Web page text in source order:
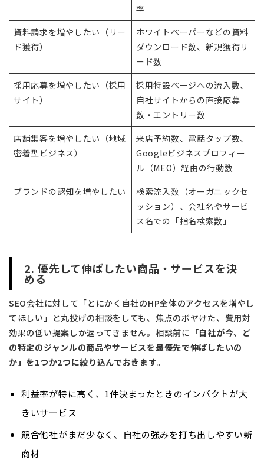
率
資料請求を増やしたい（リー
ド獲得）
ホワイトペーパーなどの資料
ダウンロード数、新規獲得リ
ード数
採用応募を増やしたい（採用
サイト）
採用特設ページへの流入数、
自社サイトからの直接応募
数・エントリー数
店舗集客を増やしたい（地域
密着型ビジネス）
来店予約数、電話タップ数、
Googleビジネスプロフィー
ル（MEO）経由の行動数
ブランドの認知を増やしたい
検索流入数（オーガニックセ
ッション）、会社名やサービ
ス名での「指名検索数」
2. 優先して伸ばしたい商品・サービスを決
める
SEO会社に対して「とにかく自社のHP全体のアクセスを増やし
てほしい」と丸投げの相談をしても、焦点のボヤけた、費用対
効果の低い提案しか返ってきません。相談前に 「自社が今、ど
の特定のジャンルの商品やサービスを最優先で伸ばしたいの
か」を1つか2つに絞り込んでおきます。
利益率が特に高く、1件決まったときのインパクトが大
きいサービス
競合他社がまだ少なく、自社の強みを打ち出しやすい新
商材